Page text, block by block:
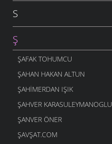
S
Ş
ŞAFAK TOHUMCU
ŞAHAN HAKAN ALTUN
ŞAHIMERDAN IŞIK
ŞAHVER KARASULEYMANOGLU
ŞANVER ÖNER
ŞAVŞAT.COM